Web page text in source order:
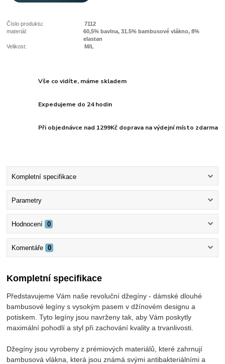
Číslo produktu:
7112
materiál:
60,5% bavlna, 31.5% bambusové vlákno, 8%
elastan
Velikost:
M/L
Vše co vidíte, máme skladem
Expedujeme do 24 hodin
Při objednávce nad 1299Kč doprava na výdejní místo zdarma
Kompletní specifikace
Parametry
Hodnocení 0
Komentáře 0
Kompletní specifikace
Představujeme Vám naše revoluční džegíny - dámské dlouhé
bambusové legíny s vysokým pasem v džínovém designu a
potiskem. Tyto legíny jsou navrženy tak, aby Vám poskytly
maximální pohodlí a styl při zachování kvality a trvanlivosti.
Džegíny jsou vyrobeny z prémiových materiálů, které zahrnují
bambusová vlákna, která jsou známá svými antibakteriálními a